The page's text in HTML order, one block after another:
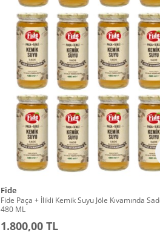
Fide
Fide Paça + İlikli Kemik Suyu Jöle Kıvamında
480 ML
1.800,00 TL